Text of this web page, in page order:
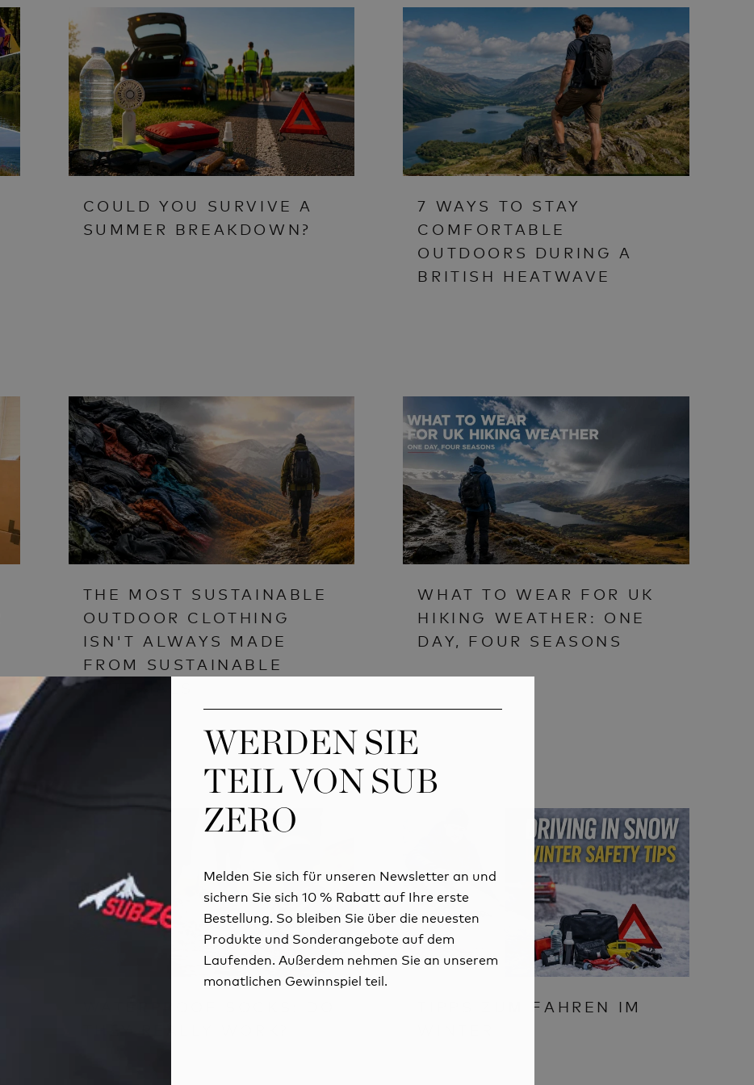
WERDEN SIE
TEIL VON SUB
ZERO
sichern Sie sich 10 % Rabatt auf Ihre erste
Bestellung. So bleiben Sie über die neuesten
Produkte und Sonderangebote auf dem
Laufenden. Außerdem nehmen Sie an unserem
monatlichen Gewinnspiel teil.
COULD YOU SURVIVE A
SUMMER BREAKDOWN?
7 WAYS TO STAY
COMFORTABLE
OUTDOORS DURING A
BRITISH HEATWAVE
THE MOST SUSTAINABLE
OUTDOOR CLOTHING
ISN'T ALWAYS MADE
FROM SUSTAINABLE
MATERIALS
WHAT TO WEAR FOR UK
HIKING WEATHER: ONE
DAY, FOUR SEASONS
TIPPS ZUM FAHREN IM
WERDEN SIE
TEIL VON SUB
ZERO
sichern Sie sich 10 % Rabatt auf Ihre erste
Bestellung. So bleiben Sie über die neuesten
Produkte und Sonderangebote auf dem
Laufenden. Außerdem nehmen Sie an unserem
monatlichen Gewinnspiel teil.